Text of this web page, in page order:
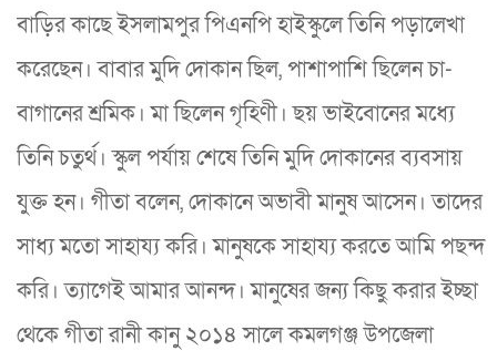
বাড়ির কাছে ইসলামপুর পিএনপি হাইস্কুলে তিনি পড়ালেখা
করেছেন। বাবার মুদি দোকান ছিল, পাশাপাশি ছিলেন চা-
বাগানের শ্রমিক। মা ছিলেন গৃহিণী। ছয় ভাইবোনের মধ্যে
তিনি চতুর্থ। স্কুল পর্যায় শেষে তিনি মুদি দোকানের ব্যবসায়
যুক্ত হন। গীতা বলেন, দোকানে অভাবী মানুষ আসেন। তাদের
সাধ্য মতো সাহায্য করি। মানুষকে সাহায্য করতে আমি পছন্দ
করি। ত্যাগেই আমার আনন্দ। মানুষের জন্য কিছু করার ইচ্ছা
থেকে গীতা রানী কানু ২০১৪ সালে কমলগঞ্জ উপজেলা